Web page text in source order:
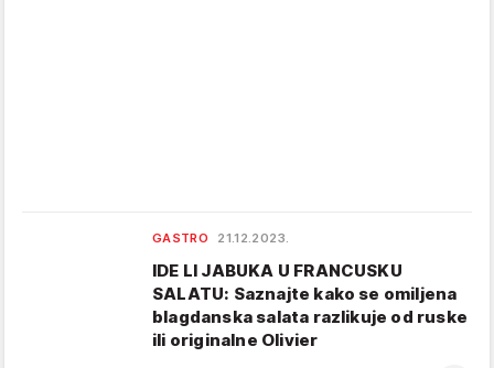
GASTRO 21.12.2023.
IDE LI JABUKA U FRANCUSKU
SALATU: Saznajte kako se omiljena
blagdanska salata razlikuje od ruske
ili originalne Olivier